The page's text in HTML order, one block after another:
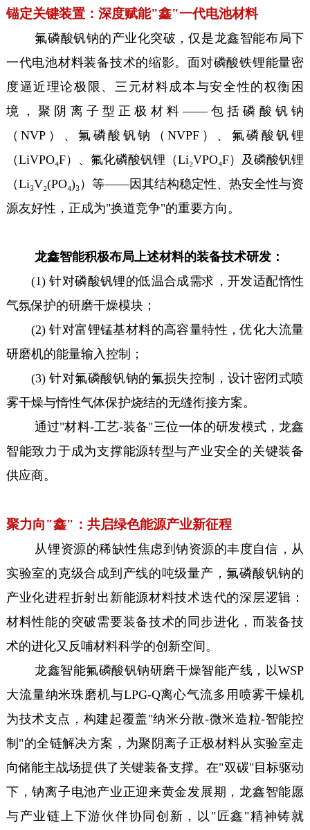
锚定关键装置：深度赋能"鑫"一代电池材料
氟磷酸钒钠的产业化突破，仅是龙鑫智能布局下
一代电池材料装备技术的缩影。面对磷酸铁锂能量密
度逼近理论极限、三元材料成本与安全性的权衡困
境，聚阴离子型正极材料——包括磷酸钒钠
（NVP）、氟磷酸钒钠（NVPF）、氟磷酸钒锂
（LiVPO₄F）、氟化磷酸钒锂（Li₂VPO₄F）及磷酸钒锂
（Li₃V₂(PO₄)₃）等——因其结构稳定性、热安全性与资
源友好性，正成为"换道竞争"的重要方向。
龙鑫智能积极布局上述材料的装备技术研发：
(1) 针对磷酸钒锂的低温合成需求，开发适配惰性
气氛保护的研磨干燥模块；
(2) 针对富锂锰基材料的高容量特性，优化大流量
研磨机的能量输入控制；
(3) 针对氟磷酸钒钠的氟损失控制，设计密闭式喷
雾干燥与惰性气体保护烧结的无缝衔接方案。
通过"材料-工艺-装备"三位一体的研发模式，龙鑫
智能致力于成为支撑能源转型与产业安全的关键装备
供应商。
聚力向"鑫"：共启绿色能源产业新征程
从锂资源的稀缺性焦虑到钠资源的丰度自信，从
实验室的克级合成到产线的吨级量产，氟磷酸钒钠的
产业化进程折射出新能源材料技术迭代的深层逻辑：
材料性能的突破需要装备技术的同步进化，而装备技
术的进化又反哺材料科学的创新空间。
龙鑫智能氟磷酸钒钠研磨干燥智能产线，以WSP
大流量纳米珠磨机与LPG-Q离心气流多用喷雾干燥机
为技术支点，构建起覆盖"纳米分散-微米造粒-智能控
制"的全链解决方案，为聚阴离子正极材料从实验室走
向储能主战场提供了关键装备支撑。在"双碳"目标驱动
下，钠离子电池产业正迎来黄金发展期，龙鑫智能愿
与产业链上下游伙伴协同创新，以"匠鑫"精神铸就